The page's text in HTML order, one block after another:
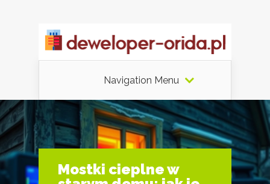
Navigation Menu
Mostki cieplne w